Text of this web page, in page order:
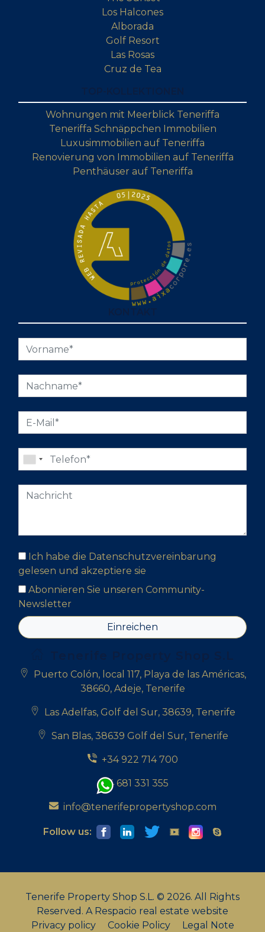
Los Halcones
Alborada
Golf Resort
Las Rosas
Cruz de Tea
Wohnungen mit Meerblick Teneriffa
Teneriffa Schnäppchen Immobilien
Luxusimmobilien auf Teneriffa
Renovierung von Immobilien auf Teneriffa
Penthäuser auf Teneriffa
Ich habe die Datenschutzvereinbarung
gelesen und akzeptiere sie
Abonnieren Sie unseren Community-
Newsletter
Einreichen
Puerto Colón, local 117, Playa de las Américas,
38660, Adeje, Tenerife
Las Adelfas, Golf del Sur, 38639, Tenerife
San Blas, 38639 Golf del Sur, Tenerife
+34 922 714 700
+34 681 331 355
info@tenerifepropertyshop.com
Follow us:
Tenerife Property Shop S.L. © 2026. All Rights
Reserved. A Respacio real estate website
Privacy policy
Cookie Policy Legal Note